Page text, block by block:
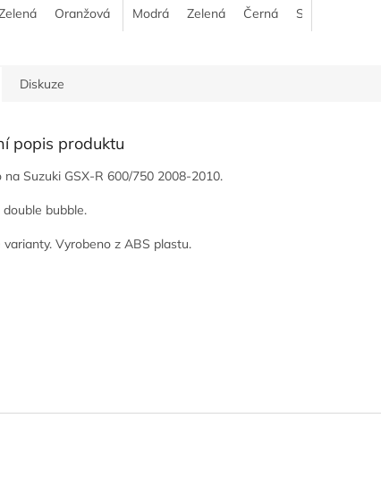
matek vOranžová Černá Stříbrná Červená
Modrá Zelená Černá Stříbrná
Diskuze
popis produktu
na Suzuki GSX-R 600/750 2008-2010.
double bubble.
varianty. Vyrobeno z ABS plastu.